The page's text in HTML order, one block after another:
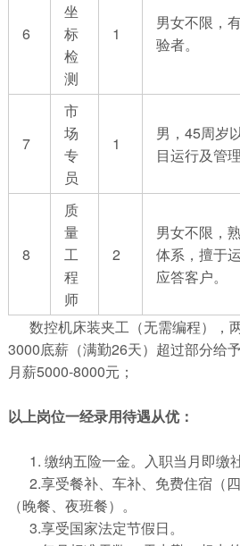
6
坐
标
检
测
1
男女不限，
验者。
7
市
场
专
员
1
男，45周岁
目运行及管
8
质
量
工
程
师
2
男女不限，
体系，擅于
应答客户。
数控机床装夹工（无需编程），
3000底薪（满勤26天）超过部分给
月薪5000-8000元；
以上岗位一经录用待遇从优：
1. 缴纳五险一金。入职当月即缴社
2.享受餐补、车补、免费住宿（
（晚餐、夜班餐）。
3.享受国家法定节假日。